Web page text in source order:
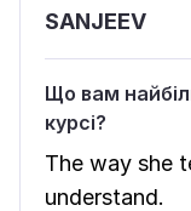
SANJEEV
Що вам
курсі?
The way she
understand.